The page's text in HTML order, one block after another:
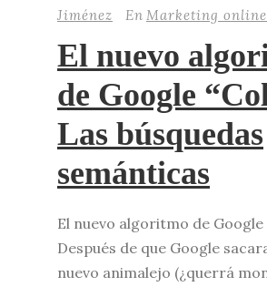
Jiménez
En Marketing online
El nuevo
de Google
Las búsquedas
semánticas
El nuevo algoritmo de Google
Después de que Google
nuevo animalejo (¿querrá